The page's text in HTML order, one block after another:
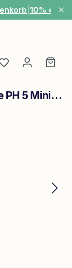
10% extra
Du hast 0
Louis Poulsen Pendelleuchte PH 5 Mini Monochrom Blau